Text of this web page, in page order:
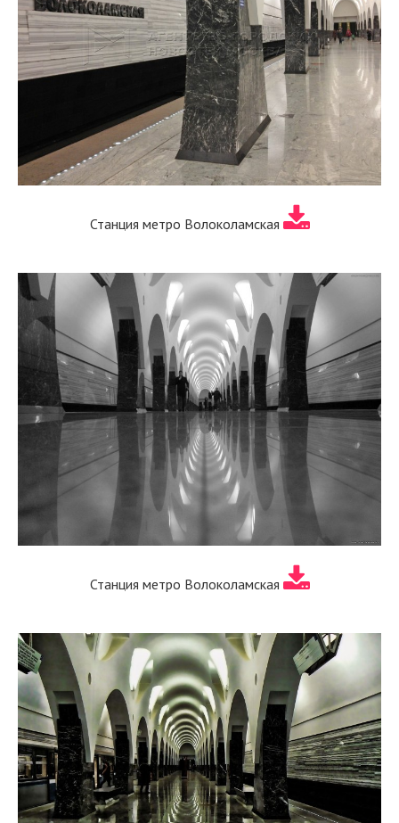
Станция метро Волоколамская
Станция метро Волоколамская